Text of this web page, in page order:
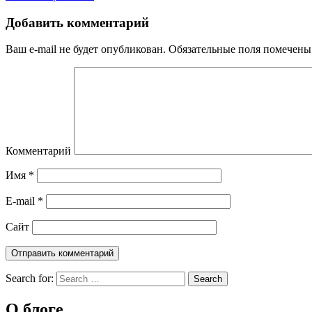
Добавить комментарий
Ваш e-mail не будет опубликован. Обязательные поля
Комментарий
Имя *
E-mail *
Сайт
Search for: